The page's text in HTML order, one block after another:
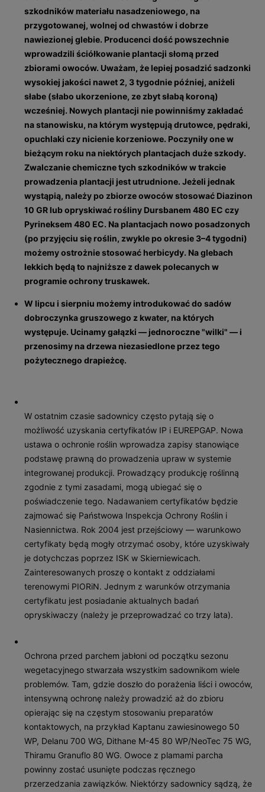
szkodników materiału nasadzeniowego, na
przygotowanej, wolnej od chwastów i dobrze
nawiezionej glebie. Producenci dość powszechnie
wprowadzili ściółkowanie plantacji słomą przed
zbiorami owoców. Uważam, że lepiej posadzić sadzonki
wysokiej jakości nawet 2, 3 tygodnie później, aniżeli
słabe (słabo ukorzenione, ze zbyt słabą koroną)
wcześniej. Nowych plantacji nie powinniś­my zakładać
na stanowisku, na którym występują drutowce, pędraki,
opuchlaki czy nicienie korzeniowe. Poczyniły one w
bieżącym roku na niektórych plantacjach duże szkody.
Zwalczanie chemiczne tych szkodników w trakcie
prowadzenia plantacji jest utrudnione. Jeżeli jednak
wystąpią, należy po zbiorze owoców stosować Diazinon
10 GR lub opryskiwać rośliny Dursbanem 480 EC czy
Pyrineksem 480 EC. Na plantacjach nowo posadzonych
(po przyjęciu się roślin, zwykle po okresie 3–4 tygodni)
możemy ostrożnie stosować herbicydy. Na glebach
lekkich będą to najniższe z dawek polecanych w
programie ochrony truskawek.
W lipcu i sierpniu możemy introdukować do sadów
dobroczynka gruszowego z kwater, na których
występuje. Ucinamy gałązki — jednoroczne "wilki" — i
przenosimy na drzewa niezasiedlone przez tego
pożytecznego drapieżcę.
W ostatnim czasie sadownicy często pytają się o
możliwość uzyskania certyfikatów IP i EUREPGAP. Nowa
ustawa o ochronie roślin wprowadza zapisy stanowiące
podstawę prawną do prowadzenia upraw w systemie
integrowanej produkcji. Prowadzący produkcję roślinną
zgodnie z tymi zasadami, mogą ubiegać się o
poświadczenie tego. Nadawaniem certyfikatów będzie
zajmować się Państwowa Inspekcja Ochrony Roślin i
Nasiennictwa. Rok 2004 jest przejściowy — warunkowo
certyfikaty będą mogły otrzymać osoby, które uzyskiwały
je dotychczas poprzez ISK w Skierniewicach.
Zainteresowanych proszę o kontakt z oddziałami
terenowymi PIORiN. Jednym z warunków otrzymania
certyfikatu jest posiadanie aktualnych badań
opryskiwaczy (należy je przeprowadzać co trzy lata).
Ochrona przed parchem jabłoni od początku sezonu
wegetacyjnego stwarzała wszystkim sadownikom wiele
problemów. Tam, gdzie doszło do porażenia liści i owoców,
intensywną ochronę należy prowadzić aż do zbioru
opierając się na częstym stosowaniu preparatów
kontaktowych, na przykład Kaptanu zawiesinowego 50
WP, Delanu 700 WG, Dithane M-45 80 WP/NeoTec 75 WG,
Thiramu Granuflo 80 WG. Owoce z plamami parcha
powinny zostać usunięte podczas ręcznego
przerzedzania zawiązków. Niektórzy sadownicy sądzą, że